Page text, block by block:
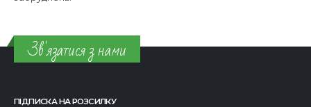
Зв'язатися з нами
ПІДПИСКА НА РОЗСИЛКУ